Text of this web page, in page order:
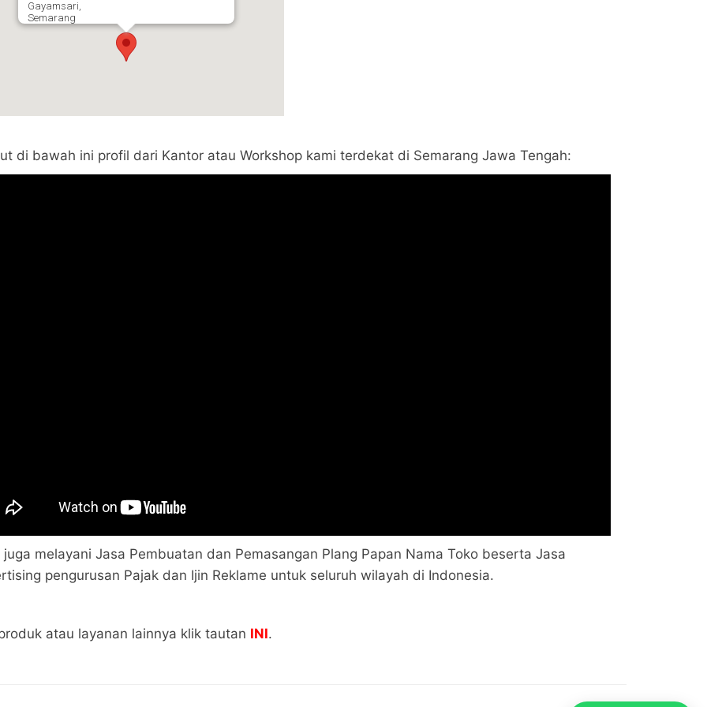
Gayamsari,
Semarang
di bawah ini profil dari Kantor atau Workshop kami terdekat di Semarang Jawa Tengah:
juga melayani Jasa Pembuatan dan Pemasangan Plang Papan Nama Toko beserta Jasa
pengurusan Pajak dan Ijin Reklame untuk seluruh wilayah di Indonesia.
atau layanan lainnya klik tautan INI.